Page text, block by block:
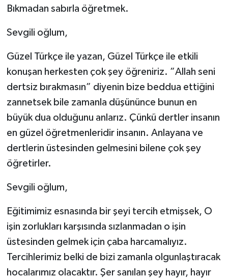
Bıkmadan sabırla öğretmek.
Sevgili oğlum,
Güzel Türkçe ile yazan, Güzel Türkçe ile etkili
konuşan herkesten çok şey öğreniriz. ”Allah seni
dertsiz bırakmasın” diyenin bize beddua ettiğini
zannetsek bile zamanla düşününce bunun en
büyük dua olduğunu anlarız. Çünkü dertler insanın
en güzel öğretmenleridir insanın. Anlayana ve
dertlerin üstesinden gelmesini bilene çok şey
öğretirler.
Sevgili oğlum,
Eğitimimiz esnasında bir şeyi tercih etmişsek, O
işin zorlukları karşısında sızlanmadan o işin
üstesinden gelmek için çaba harcamalıyız.
Tercihlerimiz belki de bizi zamanla olgunlaştıracak
hocalarımız olacaktır. Şer sanılan şey hayır, hayır